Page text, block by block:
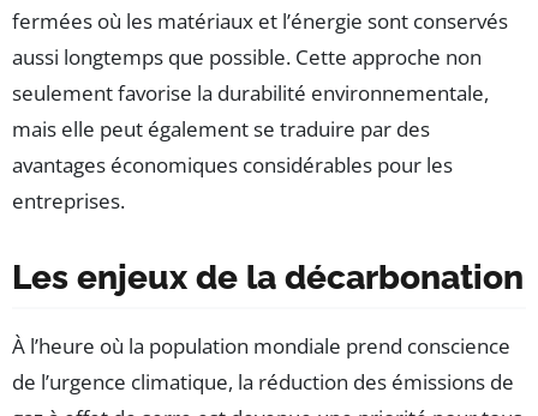
fermées où les matériaux et l’énergie sont conservés
aussi longtemps que possible. Cette approche non
seulement favorise la durabilité environnementale,
mais elle peut également se traduire par des
avantages économiques considérables pour les
entreprises.
Les enjeux de la décarbonation
À l’heure où la population mondiale prend conscience
de l’urgence climatique, la réduction des émissions de